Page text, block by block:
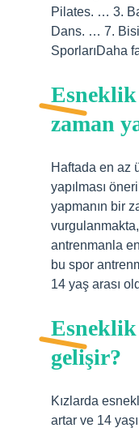
Pilates. … 3.
Dans. … 7.
SporlarıDaha
Esneklik
zaman
Haftada en az
yapılması
yapmanın bir
antrenmanla
bu spor
14 yaş arası
Esneklik
gelişir?
Kızlarda
artar ve 14